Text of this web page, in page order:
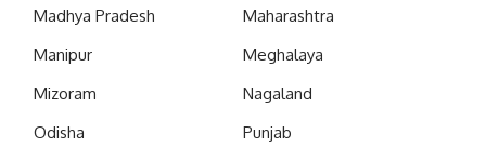
Madhya Pradesh
Maharashtra
Manipur
Meghalaya
Mizoram
Nagaland
Odisha
Punjab